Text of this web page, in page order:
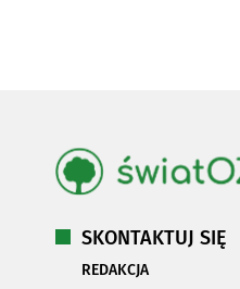
SKONTAKTUJ SIĘ
REDAKCJA